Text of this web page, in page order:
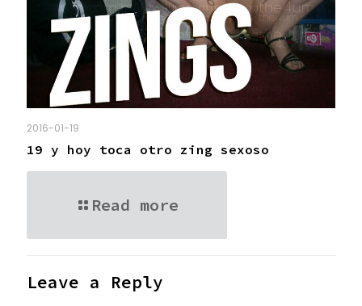
2016-01-19
19 y hoy toca otro zing sexoso
Read more
Leave a Reply